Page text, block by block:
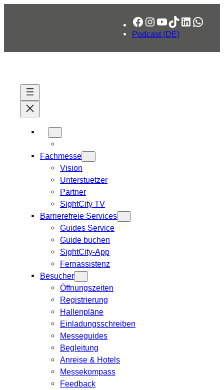
Facebook
Instagram
YouTube
TikTok
LinkedIn
Podcast (DE)
Fachmesse
Vision
Unterstuetzer
Partner
SightCity TV
Barrierefreie Services
Guides Service
Guide buchen
SightCity-App
Fernassistenz
Besucher
Öffnungszeiten
Registrierung
Hallenpläne
Einladungsschreiben
Messeguides
Begleitung
Anreise & Hotels
Messekompass
Feedback